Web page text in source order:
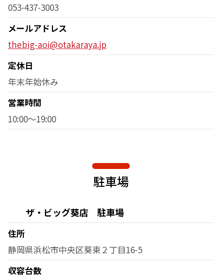
053-437-3003
メールアドレス
thebig-aoi@otakaraya.jp
定休日
年末年始休み
営業時間
10:00～19:00
駐車場
ザ・ビッグ葵店 駐車場
住所
静岡県浜松市中央区葵東２丁目16-5
収容台数